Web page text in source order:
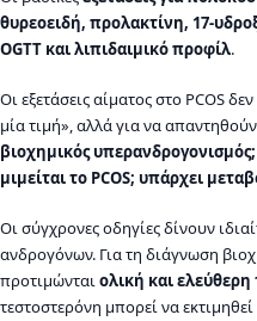
θυρεοειδή, προλακτίνη, 17-
OGTT και λιπιδαιμικό προφίλ.
Οι εξετάσεις αίματος στο PCOS
μία τιμή», αλλά για να
βιοχημικός υπερανδρογονισμός;
μιμείται το PCOS; υπάρχει
Οι σύγχρονες οδηγίες δίνουν
ανδρογόνων. Για τη διάγνωση
προτιμώνταιολική και
τεστοστερόνη μπορεί να εκτιμηθεί